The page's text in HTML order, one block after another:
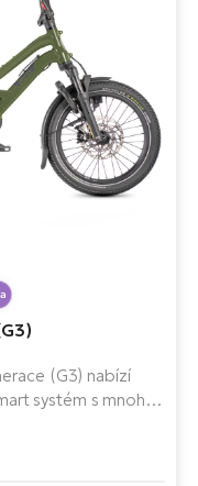
(G3) nabízí
systém s mnoha
systém. Až 180 kg